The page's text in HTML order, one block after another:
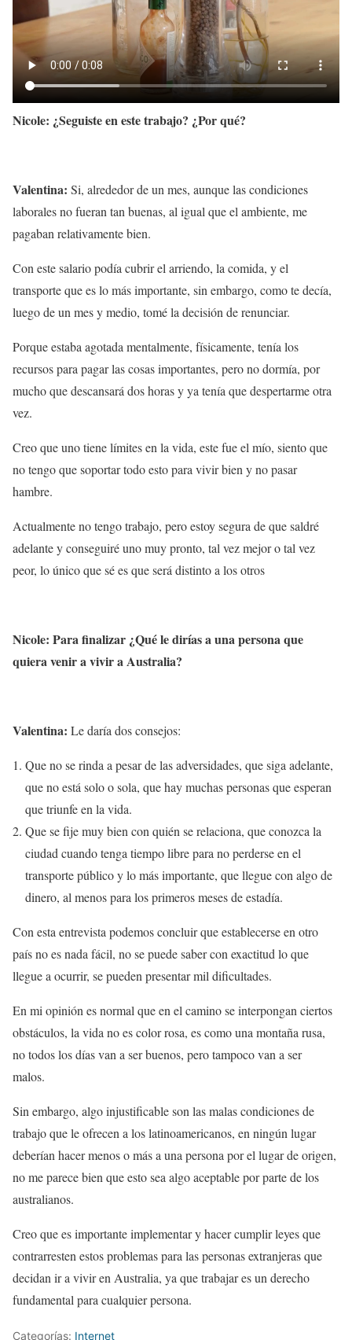
Nicole: ¿Seguiste en este trabajo? ¿Por qué?
Valentina: Si, alrededor de un mes, aunque las condiciones
laborales no fueran tan buenas, al igual que el ambiente, me
pagaban relativamente bien.
Con este salario podía cubrir el arriendo, la comida, y el
transporte que es lo más importante, sin embargo, como te decía,
luego de un mes y medio, tomé la decisión de renunciar.
Porque estaba agotada mentalmente, físicamente, tenía los
recursos para pagar las cosas importantes, pero no dormía, por
mucho que descansará dos horas y ya tenía que despertarme otra
vez.
Creo que uno tiene límites en la vida, este fue el mío, siento que
no tengo que soportar todo esto para vivir bien y no pasar
hambre.
Actualmente no tengo trabajo, pero estoy segura de que saldré
adelante y conseguiré uno muy pronto, tal vez mejor o tal vez
peor, lo único que sé es que será distinto a los otros
Nicole: Para finalizar ¿Qué le dirías a una persona que
quiera venir a vivir a Australia?
Valentina: Le daría dos consejos:
Que no se rinda a pesar de las adversidades, que siga adelante,
que no está solo o sola, que hay muchas personas que esperan
que triunfe en la vida.
Que se fije muy bien con quién se relaciona, que conozca la
ciudad cuando tenga tiempo libre para no perderse en el
transporte público y lo más importante, que llegue con algo de
dinero, al menos para los primeros meses de estadía.
Con esta entrevista podemos concluir que establecerse en otro
país no es nada fácil, no se puede saber con exactitud lo que
llegue a ocurrir, se pueden presentar mil dificultades.
En mi opinión es normal que en el camino se interpongan ciertos
obstáculos, la vida no es color rosa, es como una montaña rusa,
no todos los días van a ser buenos, pero tampoco van a ser
malos.
Sin embargo, algo injustificable son las malas condiciones de
trabajo que le ofrecen a los latinoamericanos, en ningún lugar
deberían hacer menos o más a una persona por el lugar de origen,
no me parece bien que esto sea algo aceptable por parte de los
australianos.
Creo que es importante implementar y hacer cumplir leyes que
contrarresten estos problemas para las personas extranjeras que
decidan ir a vivir en Australia, ya que trabajar es un derecho
fundamental para cualquier persona.
Categorías: Internet